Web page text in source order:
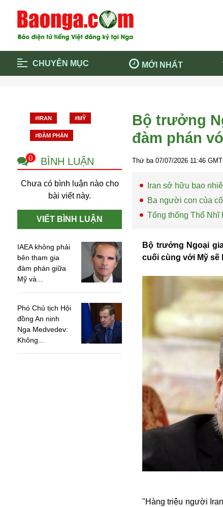
CHUYÊN MỤC MỚI NHẤT
Cộng đồng
Thông
Cuộc sống quanh ta
Khám
Quảng cáo
#IRAN #MỸ
#ĐÀM PHÁN
0 BÌNH LUẬN
Chưa có bình luận nào cho
bài viết này.
VIẾT BÌNH LUẬN
IAEA không phải
bên tham gia
đàm phán giữa
Mỹ và...
Phó Chủ tịch Hội
đồng An ninh
Nga Medvedev:
Không...
Bộ trưởng
đàm phán
Thứ ba 07/07/2026 11:46
Iran sở hữu bao
Ba người con của
Tổng thống Thổ Nhĩ
Bộ trưởng Ngoại
cuối cùng với Mỹ sẽ
"Hàng triệu người